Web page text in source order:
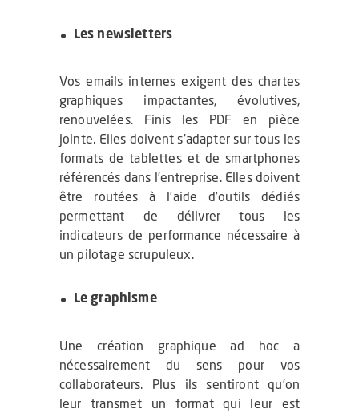
Les newsletters
Vos emails internes exigent des chartes
graphiques impactantes, évolutives,
renouvelées. Finis les PDF en pièce
jointe. Elles doivent s’adapter sur tous les
formats de tablettes et de smartphones
référencés dans l’entreprise. Elles doivent
être routées à l’aide d’outils dédiés
permettant de délivrer tous les
indicateurs de performance nécessaire à
un pilotage scrupuleux.
Le graphisme
Une création graphique ad hoc a
nécessairement du sens pour vos
collaborateurs. Plus ils sentiront qu’on
leur transmet un format qui leur est